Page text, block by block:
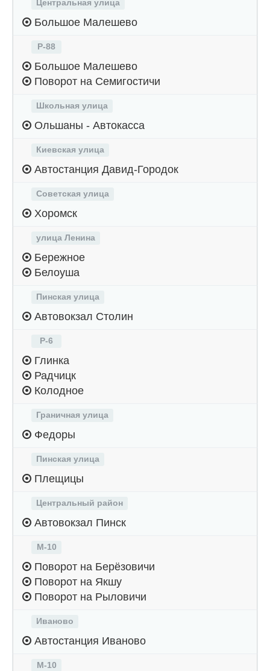
Центральная улица
Большое Малешево
Р-88
Большое Малешево
Поворот на Семигостичи
Школьная улица
Ольшаны - Автокасса
Киевская улица
Автостанция Давид-Городок
Советская улица
Хоромск
улица Ленина
Бережное
Белоуша
Пинская улица
Автовокзал Столин
Р-6
Глинка
Радчицк
Колодное
Граничная улица
Федоры
Пинская улица
Плещицы
Центральный район
Автовокзал Пинск
М-10
Поворот на Берёзовичи
Поворот на Якшу
Поворот на Рыловичи
Иваново
Автостанция Иваново
М-10